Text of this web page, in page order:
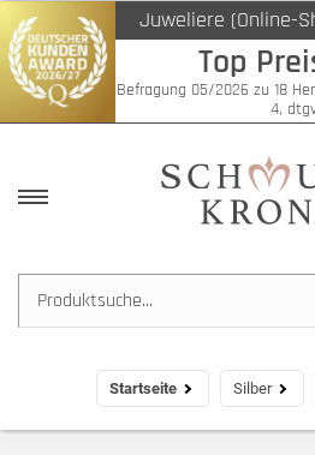
Juweliere (Online-
Top
Befragung 05/2026 zu 18
4,
Startseite Silber
Filter